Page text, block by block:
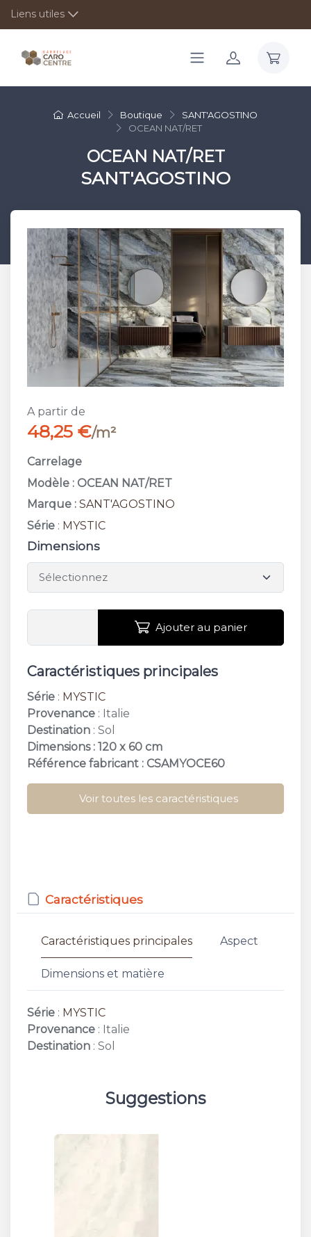
Liens utiles
Accueil Boutique
SANT'AGOSTINO
OCEAN NAT/RET
OCEAN NAT/RET
SANT'AGOSTINO
A partir de
48,25 €/m²
Carrelage
Modèle : OCEAN NAT/RET
Marque : SANT'AGOSTINO
Série : MYSTIC
Dimensions
Ajouter au panier
Caractéristiques principales
Série : MYSTIC
Provenance : Italie
Destination : Sol
Dimensions : 120 x 60 cm
Référence fabricant : CSAMYOCE60
Voir toutes les caractéristiques
Caractéristiques
Caractéristiques principales Aspect
Dimensions et matière
Série : MYSTIC
Provenance : Italie
Destination : Sol
Suggestions